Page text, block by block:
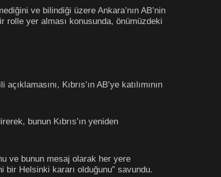
ve bilindiği üzere Ankara’nın AB’nin
rolle yer alması konusunda, önümüzdeki
Kıbrıs’ın AB’ye katılımının
bunun Kıbrıs’ın yeniden
ve bunun mesaj olarak her yere
bir Helsinki kararı olduğunu” savundu.